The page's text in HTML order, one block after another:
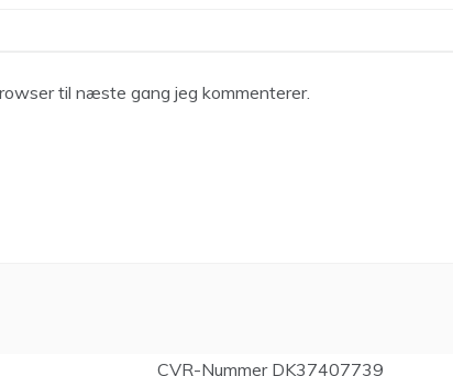
til næste gang jeg kommenterer.
CVR-Nummer DK37407739